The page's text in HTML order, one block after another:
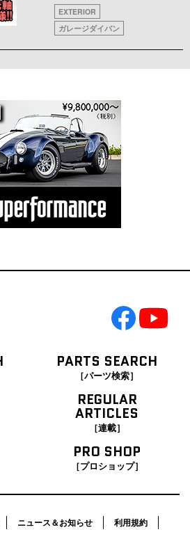
EXTERIOR
ガレージダイバン
PARTS SEARCH
［パーツ検索］
REGULAR
ARTICLES
［連載］
PRO SHOP
［プロショップ］
ニュース＆お知らせ 利用規約